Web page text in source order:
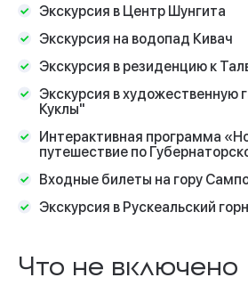
Экскурсия в Центр Шунгита
Экскурсия на водопад Кивач
Экскурсия в резиденцию к
Экскурсия в художественную
Куклы"
Интерактивная программа
путешествие по
Входные билеты на гору
Экскурсия в Рускеальский
Что не включено